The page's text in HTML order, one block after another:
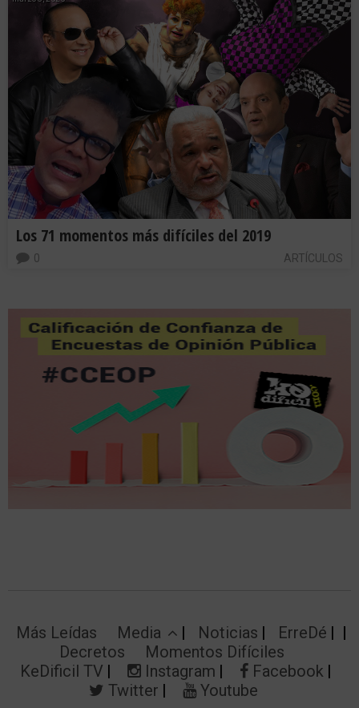
Los 71 momentos más difíciles del 2019
ARTÍCULOS
0
Más Leídas Media Noticias
ErreDé
Decretos
Momentos Difíciles
KeDificil TV
Instagram
Facebook
Twitter
Youtube